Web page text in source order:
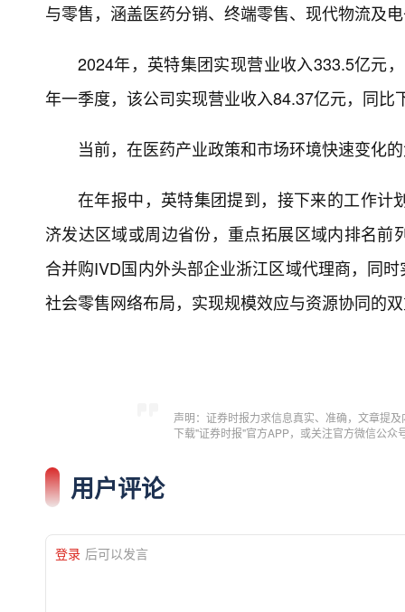
与零售，涵盖医药分销、终端零售、现代物流及
2024年，英特集团实现营业收入333.5亿元
年一季度，该公司实现营业收入84.37亿元，同
当前，在医药产业政策和市场环境快速变化
在年报中，英特集团提到，接下来的工作
济发达区域或周边省份，重点拓展区域内排名
合并购IVD国内外头部企业浙江区域代理商，同
社会零售网络布局，实现规模效应与资源协同的
声明：证券时报力求信息真实、准确，文章提
下载"证券时报"官方APP，或关注官方微信公
用户评论
登录 后可以发言